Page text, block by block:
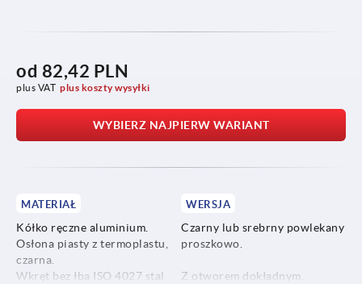
od 82,42 PLN
plus VAT plus koszty wysyłki
WYBIERZ NAJPIERW WARIANT
MATERIAŁ
Kółko ręczne aluminium.
Osłona piasty z termoplastu,
czarna.
Wkręt bez łba ISO 4027 stal
WERSJA
Czarny lub srebrny powlekany
proszkowo.
Z otworem dokładnym.